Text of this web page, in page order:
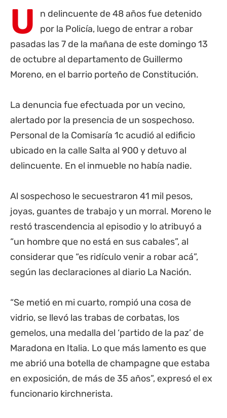
U
n delincuente de 48 años fue detenido
por la Policía, luego de entrar a robar
pasadas las 7 de la mañana de este domingo 13
de octubre al departamento de Guillermo
Moreno, en el barrio porteño de Constitución.
La denuncia fue efectuada por un vecino,
alertado por la presencia de un sospechoso.
Personal de la Comisaría 1c acudió al edificio
ubicado en la calle Salta al 900 y detuvo al
delincuente. En el inmueble no había nadie.
Al sospechoso le secuestraron 41 mil pesos,
joyas, guantes de trabajo y un morral. Moreno le
restó trascendencia al episodio y lo atribuyó a
“un hombre que no está en sus cabales”, al
considerar que “es ridículo venir a robar acá”,
según las declaraciones al diario La Nación.
“Se metió en mi cuarto, rompió una cosa de
vidrio, se llevó las trabas de corbatas, los
gemelos, una medalla del ‘partido de la paz’ de
Maradona en Italia. Lo que más lamento es que
me abrió una botella de champagne que estaba
en exposición, de más de 35 años”, expresó el ex
funcionario kirchnerista.